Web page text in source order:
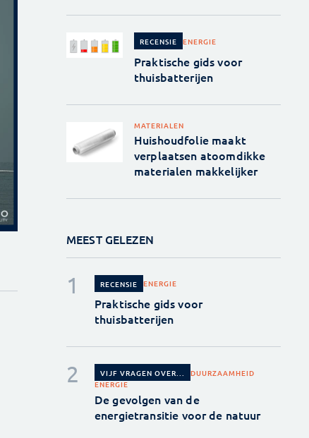
RECENSIE ENERGIE
Praktische gids voor
thuisbatterijen
MATERIALEN
Huishoudfolie maakt
verplaatsen atoomdikke
materialen makkelijker
MEEST GELEZEN
RECENSIE ENERGIE
Praktische gids voor
thuisbatterijen
VIJF VRAGEN OVER...
DUURZAAMHEID
ENERGIE
De gevolgen van de
energietransitie voor de natuur